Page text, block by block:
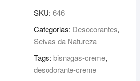
SKU:646
Categorias: Desodorantes,
Seivas da Natureza
Tags:bisnagas-creme,
desodorante-creme